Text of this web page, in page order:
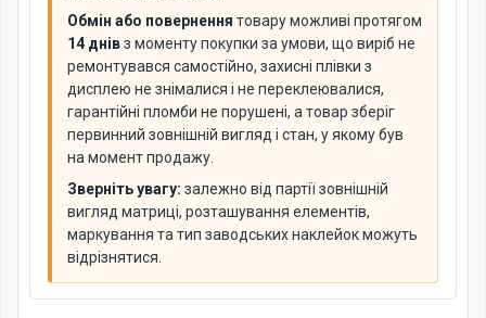
Обмін або повернення товару можливі протягом
14 днівз моменту покупки за умови, що виріб не
ремонтувався самостійно, захисні плівки з
дисплею не знімалися і не переклеювалися,
гарантійні пломби не порушені, а товар зберіг
первинний зовнішній вигляд і стан, у якому був
на момент продажу.
Зверніть увагу: залежно від партії зовнішній
вигляд матриці, розташування елементів,
маркування та тип заводських наклейок можуть
відрізнятися.